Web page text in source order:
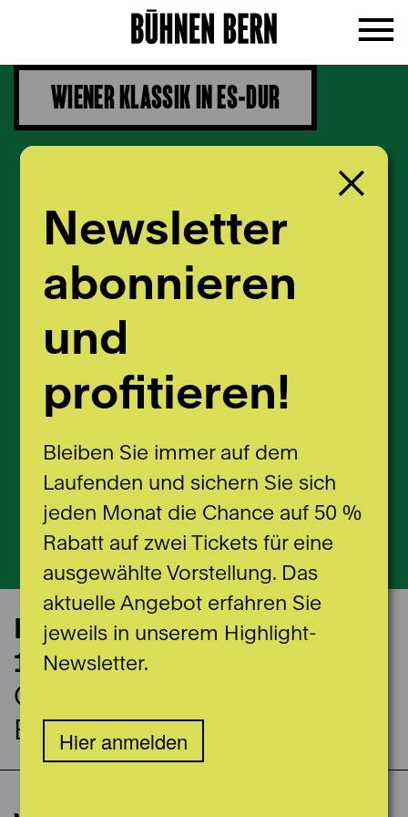
WIENER KLASSIK IN ES-­DUR
Konzerttermin
13.12.2026
Casino Bern
Burgerratssaal
Newsletter
abonnieren
und
profitieren!
Bleiben Sie immer auf dem
Laufenden und sichern Sie sich
jeden Monat die Chance auf 50 %
Rabatt auf zwei Tickets für eine
ausgewählte Vorstellung. Das
aktuelle Angebot erfahren Sie
jeweils in unserem Highlight-
Newsletter.
Hier anmelden